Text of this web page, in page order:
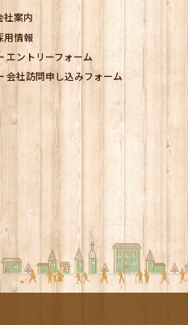
社案内
用情報
エントリーフォーム
会社訪問申し込みフォーム